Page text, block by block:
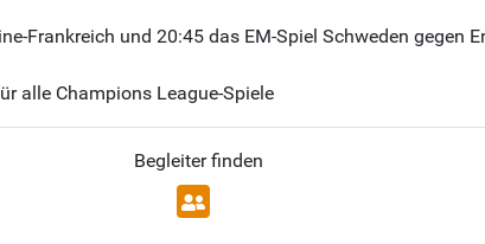
Frankreich und 20:45 das EM-Spiel Schweden gegen
alle Champions League-Spiele
Begleiter finden